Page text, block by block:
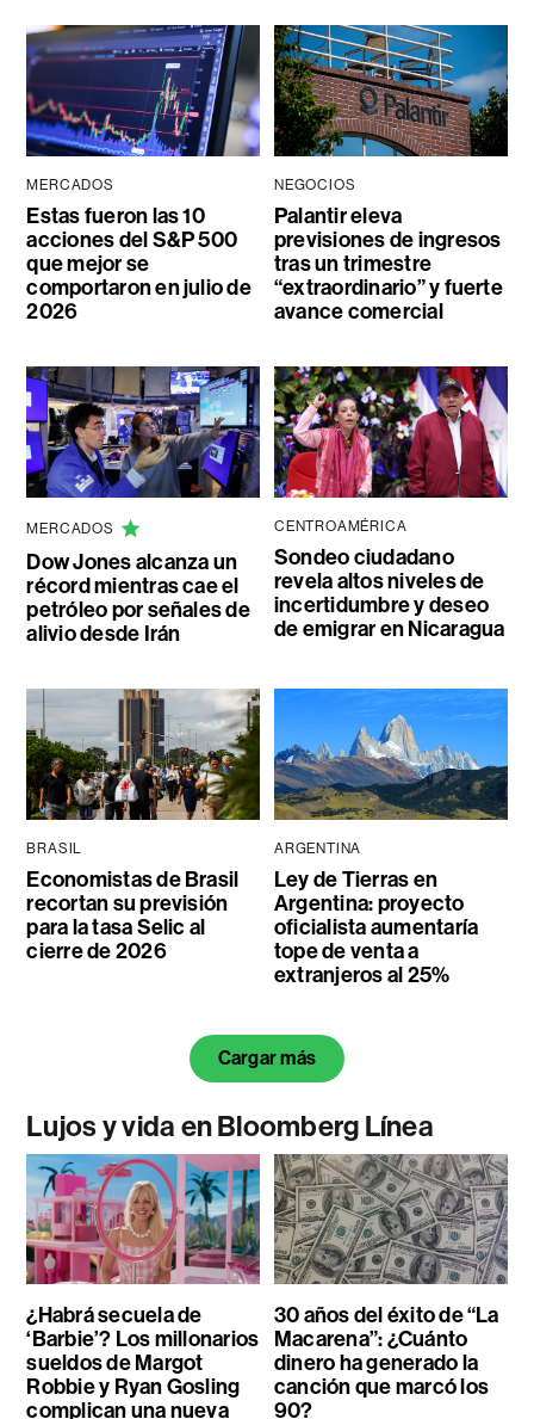
MERCADOS
Estas fueron las 10
acciones del S&P 500
que mejor se
comportaron en julio de
2026
NEGOCIOS
Palantir eleva
previsiones de ingresos
tras un trimestre
“extraordinario” y fuerte
avance comercial
MERCADOS
Dow Jones alcanza un
récord mientras cae el
petróleo por señales de
alivio desde Irán
CENTROAMÉRICA
Sondeo ciudadano
revela altos niveles de
incertidumbre y deseo
de emigrar en Nicaragua
BRASIL
Economistas de Brasil
recortan su previsión
para la tasa Selic al
cierre de 2026
ARGENTINA
Ley de Tierras en
Argentina: proyecto
oficialista aumentaría
tope de venta a
extranjeros al 25%
Cargar más
Lujos y vida en Bloomberg Línea
¿Habrá secuela de
‘Barbie’? Los millonarios
sueldos de Margot
Robbie y Ryan Gosling
complican una nueva
30 años del éxito de “La
Macarena”: ¿Cuánto
dinero ha generado la
canción que marcó los
90?